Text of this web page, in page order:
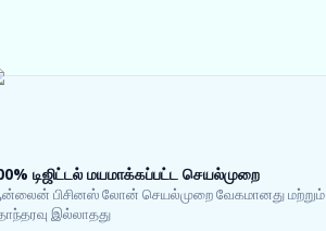
டிஜிட்டல் மயமாக்கப்பட்ட செயல்முறை
பிசினஸ் லோன் செயல்முறை வேகமானது மற்றும்
இல்லாதது